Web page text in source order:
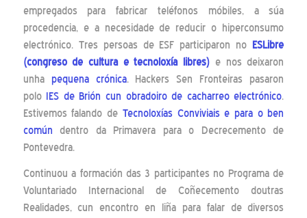
empregados para fabricar teléfonos móbiles, a súa
procedencia, e a necesidade de reducir o hiperconsumo
electrónico. Tres persoas de ESF participaron no
ESLibre
(congreso de cultura e tecnoloxía libres) e nos deixaron
unha pequena crónica. Hackers Sen Fronteiras pasaron
polo
IES de Brión cun obradoiro de cacharreo electrónico.
Estivemos falando de Tecnoloxías Conviviais e para o ben
común dentro da Primavera para o Decrecemento de
Pontevedra.
Continuou a formación das 3 participantes no Programa de
Voluntariado Internacional de Coñecemento doutras
Realidades, cun encontro en liña para falar de diversos